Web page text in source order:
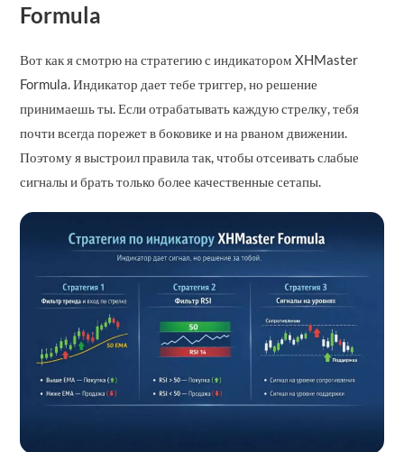
Formula
Вот как я смотрю на стратегию с индикатором XHMaster
Formula. Индикатор дает тебе триггер, но решение
принимаешь ты. Если отрабатывать каждую стрелку, тебя
почти всегда порежет в боковике и на рваном движении.
Поэтому я выстроил правила так, чтобы отсеивать слабые
сигналы и брать только более качественные сетапы.